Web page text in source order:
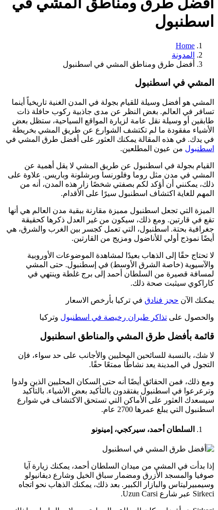
اسطنبول
Home
المدونة
أفضل طرق ومناطق المشي في اسطنبول
المشي في اسطنبول
المشي هو أفضل وسيلة للقيام بجولة في المدن الغنية تاريخياً أينما
تسافر في العالم. بغض النظر عن مدى جاذبية ركوب حافلة ذات
طابقين أو وسيلة نقل عامة لزيارة المواقع السياحية، ستظل بعض
الأشياء مفقودة ما لم تكتشف الشوارع عن طريق المشي بخريطة
في يدك. في هذه المقالة يمكنك العثور على أفضل طرق المشي في
اسطنبول من عيون المطلعين.
القيام بجولة في اسطنبول عن طريق المشي لا يقل أهمية عن
المشي في مدن مثل روما وفلورنسا وبرشلونة وباريس. علاوة على
ذلك، يمكنني أن أؤكد لكم بصفتي شخصًا زار هذه المدن، أنه من
المهم للغاية اكتشاف اسطنبول سيرًا على الأقدام.
الميزة التي تجعل اسطنبول مميزة مقارنة ببقية مدن العالم هي أنها
تقع في قارتين. ومع ذلك، سيكون من غير العدل ذكرها كحقيقة
جغرافية بحتة. اسطنبول، التي تعمل كجسر بين الغرب والشرق، هي
أيضًا نموذج أولي للأناضول ومزيج من القارتين.
لا تحتاج حقًا إلى الذهاب بعيدًا لمشاهدة الموضوعات الأوروبية
والآسيوية (خاصة الشرق الأوسط) في إسطنبول. حتى المشي
لمسافة قصيرة من السلطان أحمد إلى برج غلطة وينتهي في
كاراكوي سيثبت صحة ذلك.
يمكنك الآن حجز فنادق في تركيا بأرخص الاسعار
والحصول على تذاكر طيران رخيصة في اسطنبول وتركيا
قائمة بأفضل طرق المشي والمناطق اسطنبول
لا شك، بالنسبة للسائحين المحليين والأجانب على حد سواء، فإن
التجول في المدينة يعد نشاطًا ممتعًا حقًا.
ومع ذلك، فمن الحقائق أيضًا أنه حتى السكان المحليين الذين ولدوا
وترعرعوا في اسطنبول يفتقدون بالتأكيد بعض الأشياء. بالتأكيد
سيسعدك العثور على الأماكن التي تستحق الاكتشاف في شوارع
اسطنبول التي يبلغ عمرها 2700 عام.
السلطان أحمد، سيركجي، إمينونو
إذا بدأت في المشي من ميدان السلطان أحمد، يمكنك زيارة آيا
صوفيا والمسجد الأزرق ومضمار سباق الخيل وشارع ديفانيولو
وسيمبيرليتاس والبازار الكبير. بعد ذلك، يمكنك الذهاب نحو اتجاه
Sirkeci عبر شارع Uzun Carsi.